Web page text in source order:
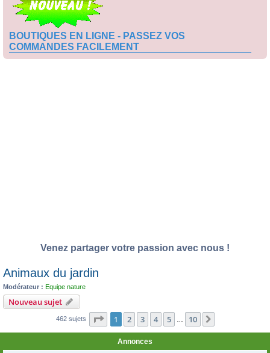
BOUTIQUES EN LIGNE - PASSEZ VOS
COMMANDES FACILEMENT
Venez partager votre passion avec nous !
Animaux du jardin
Modérateur : Equipe nature
Nouveau sujet
462 sujets Page 1sur10
1 2 3 4 5 10
Annonces